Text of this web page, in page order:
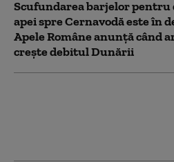
Scufundarea barjelor pentru
apei spre Cernavodă este în
Apele Române anunță când
crește debitul Dunării